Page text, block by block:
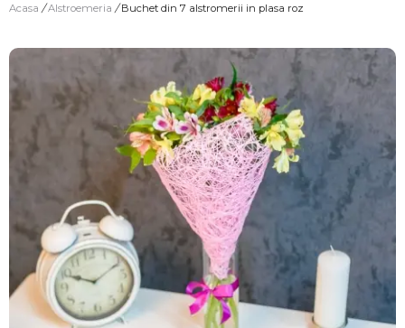
Acasa / Alstroemeria / Buchet din 7 alstromerii in plasa roz